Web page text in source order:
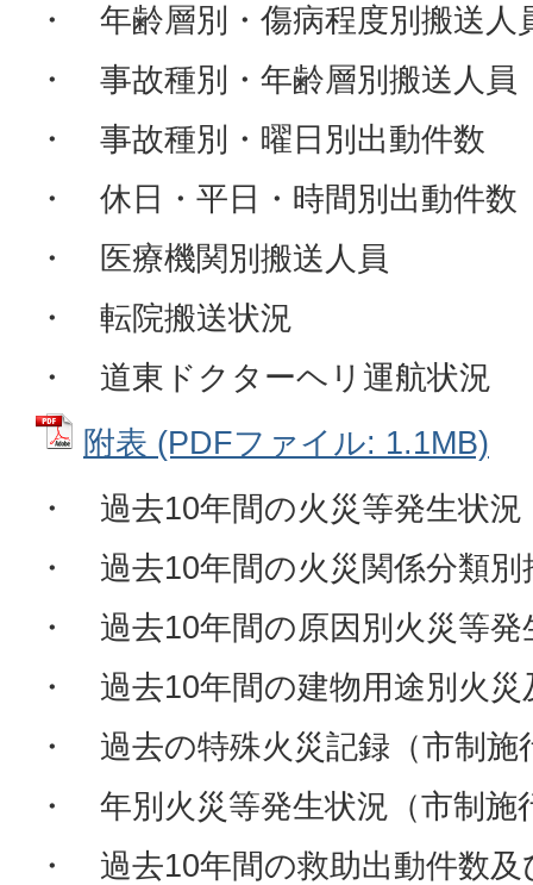
・ 年齢層別・傷病程度別搬送人
・ 事故種別・年齢層別搬送人員
・ 事故種別・曜日別出動件数
・ 休日・平日・時間別出動件数
・ 医療機関別搬送人員
・ 転院搬送状況
・ 道東ドクターヘリ運航状況
附表 (PDFファイル: 1.1MB)
・ 過去10年間の火災等発生状況
・ 過去10年間の火災関係分類別
・ 過去10年間の原因別火災等発
・ 過去10年間の建物用途別火災
・ 過去の特殊火災記録（市制施
・ 年別火災等発生状況（市制施
・ 過去10年間の救助出動件数及